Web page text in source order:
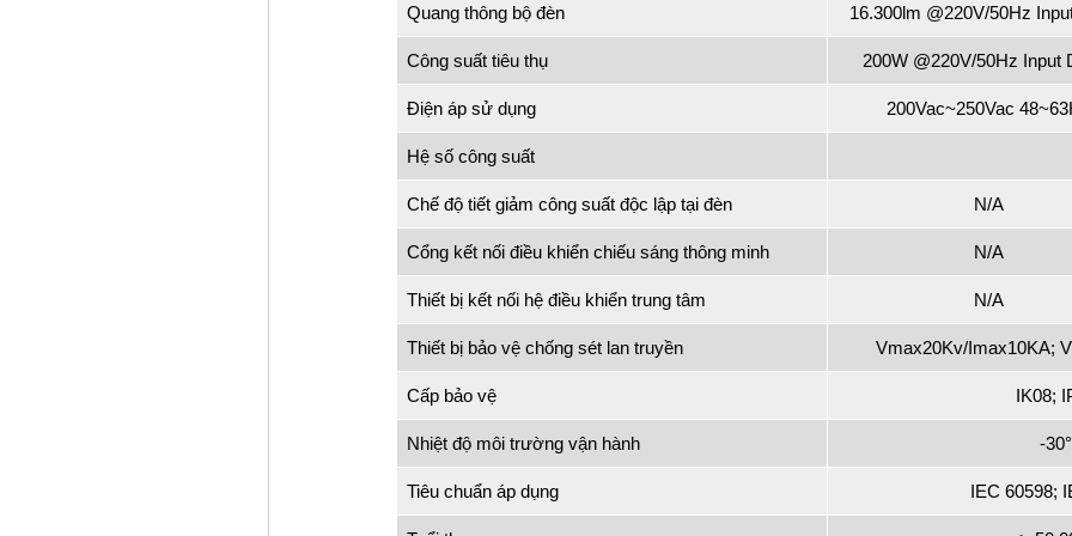
Quang thông bộ đèn 16.300lm @220V/50Hz
Công suất tiêu thụ 200W @220V/50Hz Input
Điện áp sử dụng 200Vac~250Vac
Hệ số công suất
Chế độ tiết giảm công suất độc lập tại đèn N/A
Cổng kết nối điều khiển chiếu sáng thông minh N/A
Thiết bị kết nối hệ điều khiển trung tâm N/A
Thiết bị bảo vệ chống sét lan truyền Vmax20Kv/Imax10KA;
Cấp bảo vệ IK08;
Nhiệt độ môi trường vận hành -
Tiêu chuẩn áp dụng IEC 60598;